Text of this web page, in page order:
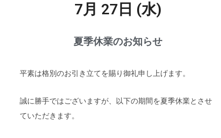
7月 27日 (水)
夏季休業のお知らせ
平素は格別のお引き立てを賜り御礼申し上げます。
誠に勝手ではございますが、以下の期間を夏季休業とさせ
ていただきます。